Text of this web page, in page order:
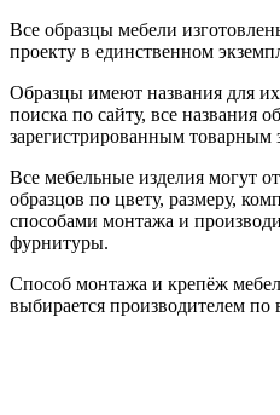
Все образцы мебели
проекту в единственном
Образцы имеют названия для
поиска по сайту, все названия
зарегистрированным товарным
Все мебельные изделия могут
образцов по цвету, размеру,
способами монтажа и
фурнитуры.
Способ монтажа и крепёж
выбирается производителем